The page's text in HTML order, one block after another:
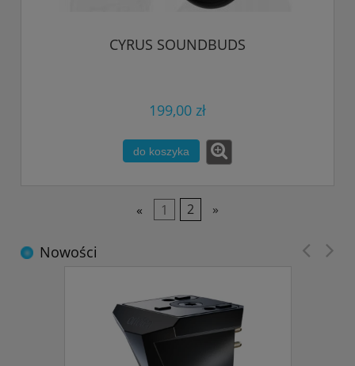
CYRUS SOUNDBUDS
199,00 zł
do koszyka
« 1 2 »
Nowości